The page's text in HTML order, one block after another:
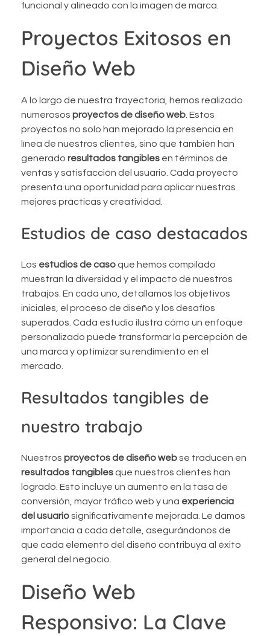
funcional y alineado con la imagen de marca.
Proyectos Exitosos en
Diseño Web
A lo largo de nuestra trayectoria, hemos realizado
numerosos proyectos de diseño web . Estos
proyectos no solo han mejorado la presencia en
línea de nuestros clientes, sino que también han
generado resultados tangibles en términos de
ventas y satisfacción del usuario. Cada proyecto
presenta una oportunidad para aplicar nuestras
mejores prácticas y creatividad.
Estudios de caso destacados
Los estudios de casoque hemos compilado
muestran la diversidad y el impacto de nuestros
trabajos. En cada uno, detallamos los objetivos
iniciales, el proceso de diseño y los desafíos
superados. Cada estudio ilustra cómo un enfoque
personalizado puede transformar la percepción de
una marca y optimizar su rendimiento en el
mercado.
Resultados tangibles de
nuestro trabajo
Nuestros proyectos de diseño webse traducen en
resultados tangiblesque nuestros clientes han
logrado. Esto incluye un aumento en la tasa de
conversión, mayor tráfico web y una experiencia
del usuariosignificativamente mejorada. Le damos
importancia a cada detalle, asegurándonos de
que cada elemento del diseño contribuya al éxito
general del negocio.
Diseño Web
Responsivo: La Clave